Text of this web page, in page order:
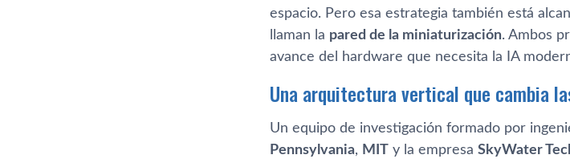
espacio. Pero esa estrategia también está
llaman la pared de la miniaturización. Ambos
avance del hardware que necesita la IA
Una arquitectura vertical que cambia
Un equipo de investigación formado por
Pennsylvania, MIT y la empresa SkyWater